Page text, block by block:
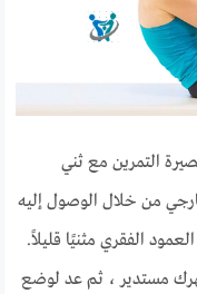
التمرين مع ثني
من خلال الوصول إليه
الفقري مثنيًا قليلاً.
مستدير ، ثم عد لوضع